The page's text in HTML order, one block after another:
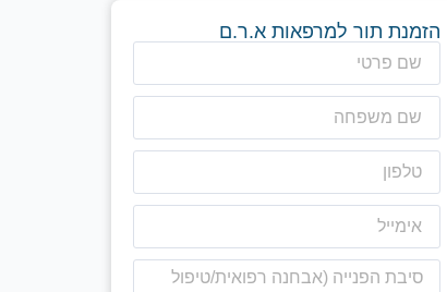
הזמנת תור למרפאות א.ר.ם